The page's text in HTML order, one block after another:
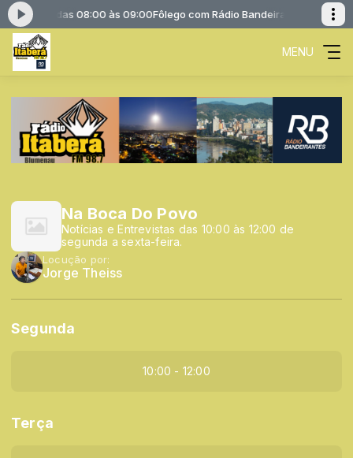
das 08:00 às 09:00Fôlego com Rádio Bandeirantes das
MENU
Na Boca Do Povo
Notícias e Entrevistas das 10:00 às 12:00 de
segunda a sexta-feira.
Locução por:
Jorge Theiss
Segunda
10:00 - 12:00
Terça